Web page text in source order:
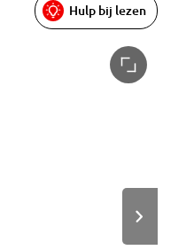
Hulp bij lezen